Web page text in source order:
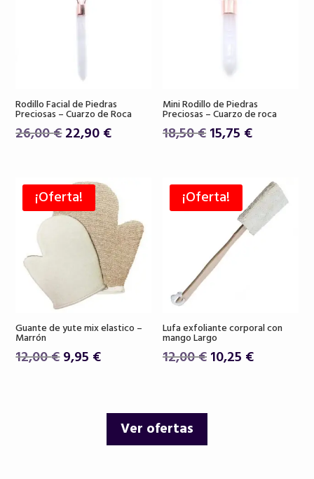
Rodillo Facial de Piedras
Preciosas – Cuarzo de Roca
26,00€El
era:
26,00 €.
22,90€El
es:
22,90 €.
Mini Rodillo de Piedras
Preciosas – Cuarzo de roca
18,50€El
era:
18,50 €.
15,75 €El
es:
15,75 €.
¡Oferta!
Guante de yute mix elastico –
Marrón
12,00€El
9,95 €El
es:
9,95 €.
¡Oferta!
Lufa exfoliante corporal con
mango Largo
12,00€El
10,25 €El
Ver ofertas